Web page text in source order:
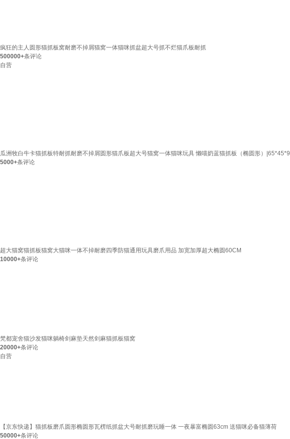
疯狂的主人圆形猫抓板窝耐磨不掉屑猫窝一体猫咪抓盆超大号抓不烂猫爪板耐抓
500000+条评论
自营
瓜洲牧白牛卡猫抓板特耐抓耐磨不掉屑圆形猫爪板超大号猫窝一体猫咪玩具 懒喵奶蓝猫抓板（椭圆形）|65*45*9
5000+条评论
超大猫窝猫抓板猫窝大猫咪一体不掉耐磨四季防猫通用玩具磨爪用品 加宽加厚超大椭圆60CM
10000+条评论
梵都宠舍猫沙发猫咪躺椅剑麻垫天然剑麻猫抓板猫窝
20000+条评论
自营
【京东快递】猫抓板磨爪圆形椭圆形瓦楞纸抓盆大号耐抓磨玩睡一体 一夜暴富椭圆63cm 送猫咪必备猫薄荷
50000+条评论